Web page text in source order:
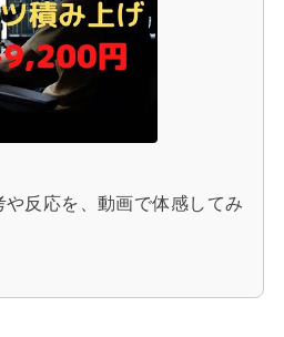
や反応を、動画で体感してみ